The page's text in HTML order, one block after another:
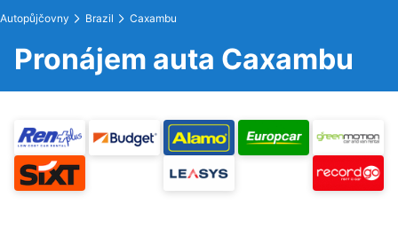
Autopůjčovny Brazil Caxambu
Pronájem auta Caxambu